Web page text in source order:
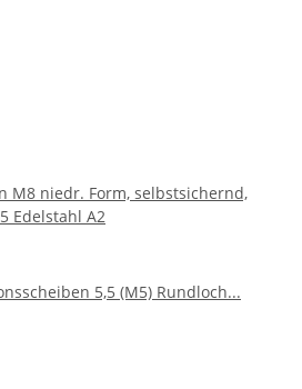
M8 niedr. Form, selbstsichernd,
Edelstahl A2